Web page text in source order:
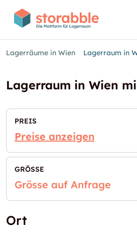
Lagerräume in Wien Lagerraum in
Lagerraum in Wien
PREIS
Preise anzeigen
GRÖSSE
Grösse auf Anfrage
Ort